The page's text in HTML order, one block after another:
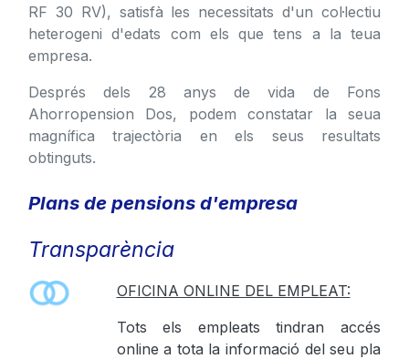
RF 30 RV), satisfà les necessitats d'un col·lectiu
heterogeni d'edats com els que tens a la teua
empresa.
Després dels 28 anys de vida de Fons
Ahorropension Dos, podem constatar la seua
magnífica trajectòria en els seus resultats
obtinguts.
Plans de pensions d'empresa
Transparència
OFICINA ONLINE DEL EMPLEAT:
Tots els empleats tindran accés
online a tota la informació del seu pla